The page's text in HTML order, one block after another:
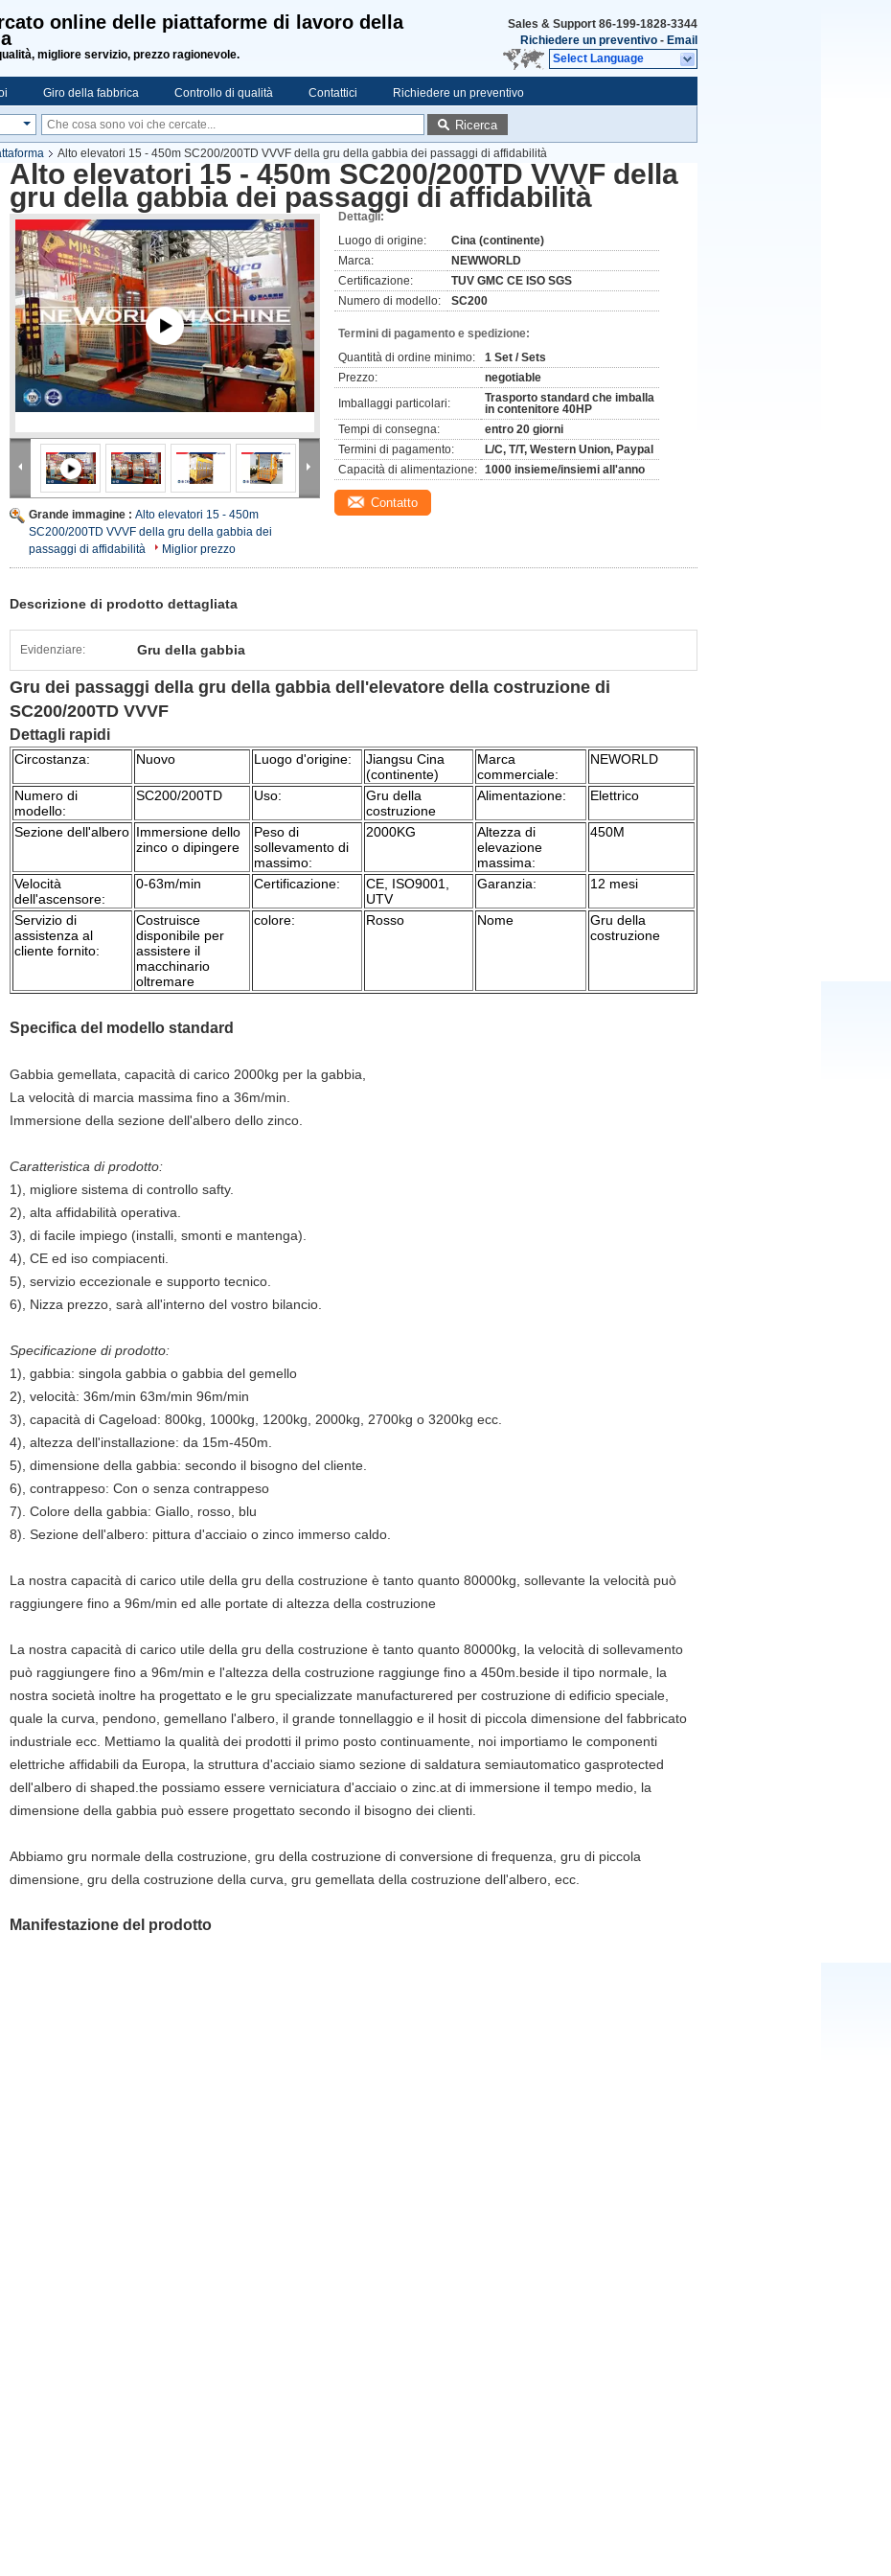
online delle piattaforme di lavoro della
migliore servizio, prezzo ragionevole.
Sales & Support 86-199-1828-3344
Richiedere un preventivo - Email
Select Language
Giro della fabbrica Controllo di qualità Contattici Richiedere un preventivo
Ricerca
Alto elevatori 15 - 450m SC200/200TD VVVF della gru della gabbia dei passaggi di affidabilità
Alto elevatori 15 - 450m SC200/200TD VVVF della
gru della gabbia dei passaggi di affidabilità
Grande immagine : Alto elevatori 15 - 450m
SC200/200TD VVVF della gru della gabbia dei
passaggi di affidabilità
Miglior prezzo
Dettagli:
Luogo di origine:
Cina (continente)
Marca:
NEWWORLD
Certificazione:
TUV GMC CE ISO SGS
Numero di modello:
SC200
Termini di pagamento e spedizione:
Quantità di ordine minimo:
1 Set / Sets
Prezzo:
negotiable
Imballaggi particolari:
Trasporto standard che imballa
in contenitore 40HP
Tempi di consegna:
entro 20 giorni
Termini di pagamento:
L/C, T/T, Western Union, Paypal
Capacità di alimentazione: 1000 insieme/insiemi all'anno
Contatto
Descrizione di prodotto dettagliata
Evidenziare: Gru della gabbia
Gru dei passaggi della gru della gabbia dell'elevatore della costruzione di
SC200/200TD VVVF
Dettagli rapidi
Circostanza: Nuovo Luogo d'origine:
Jiangsu Cina
(continente)
Marca
commerciale:
NEWORLD
Numero di
modello:
SC200/200TD Uso:
Gru della
costruzione
Alimentazione: Elettrico
Sezione dell'albero Immersione dello
zinco o dipingere
Peso di
sollevamento di
massimo:
2000KG
Altezza di
elevazione
massima:
450M
Velocità
dell'ascensore:
0-63m/min Certificazione:
CE, ISO9001,
UTV
Garanzia: 12 mesi
Servizio di
assistenza al
cliente fornito:
Costruisce
disponibile per
assistere il
macchinario
oltremare
colore: Rosso Nome
Gru della
costruzione
Specifica del modello standard
Gabbia gemellata, capacità di carico 2000kg per la gabbia,
La velocità di marcia massima fino a 36m/min.
Immersione della sezione dell'albero dello zinco.
Caratteristica di prodotto:
1), migliore sistema di controllo safty.
2), alta affidabilità operativa.
3), di facile impiego (installi, smonti e mantenga).
4), CE ed iso compiacenti.
5), servizio eccezionale e supporto tecnico.
6), Nizza prezzo, sarà all'interno del vostro bilancio.
Specificazione di prodotto:
1), gabbia: singola gabbia o gabbia del gemello
2), velocità: 36m/min 63m/min 96m/min
3), capacità di Cageload: 800kg, 1000kg, 1200kg, 2000kg, 2700kg o 3200kg ecc.
4), altezza dell'installazione: da 15m-450m.
5), dimensione della gabbia: secondo il bisogno del cliente.
6), contrappeso: Con o senza contrappeso
7). Colore della gabbia: Giallo, rosso, blu
8). Sezione dell'albero: pittura d'acciaio o zinco immerso caldo.
La nostra capacità di carico utile della gru della costruzione è tanto quanto 80000kg, sollevante la velocità può
raggiungere fino a 96m/min ed alle portate di altezza della costruzione
La nostra capacità di carico utile della gru della costruzione è tanto quanto 80000kg, la velocità di sollevamento
può raggiungere fino a 96m/min e l'altezza della costruzione raggiunge fino a 450m.beside il tipo normale, la
nostra società inoltre ha progettato e le gru specializzate manufacturered per costruzione di edificio speciale,
quale la curva, pendono, gemellano l'albero, il grande tonnellaggio e il hosit di piccola dimensione del fabbricato
industriale ecc. Mettiamo la qualità dei prodotti il primo posto continuamente, noi importiamo le componenti
elettriche affidabili da Europa, la struttura d'acciaio siamo sezione di saldatura semiautomatico gasprotected
dell'albero di shaped.the possiamo essere verniciatura d'acciaio o zinc.at di immersione il tempo medio, la
dimensione della gabbia può essere progettato secondo il bisogno dei clienti.
Abbiamo gru normale della costruzione, gru della costruzione di conversione di frequenza, gru di piccola
dimensione, gru della costruzione della curva, gru gemellata della costruzione dell'albero, ecc.
Manifestazione del prodotto